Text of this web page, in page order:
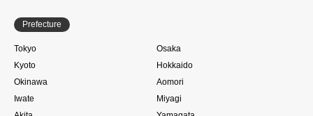
Prefecture
Tokyo
Osaka
Kyoto
Hokkaido
Okinawa
Aomori
Iwate
Miyagi